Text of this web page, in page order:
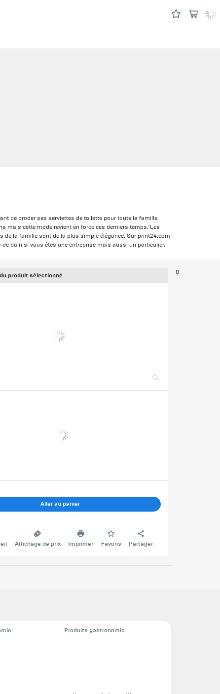
de broder ses serviettes de toilette pour toute la famille.
mais cette mode revient en force ces derniers temps. Les
de la famille sont de la plus simple élégance. Sur print24.com
bain si vous êtes une entreprise mais aussi un particulier.
produit sélectionné
Aller au panier
Affichage de prix Imprimer Favoris Partager
0
Produits gastronomie